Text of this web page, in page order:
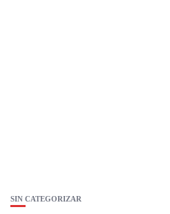
SIN CATEGORIZAR